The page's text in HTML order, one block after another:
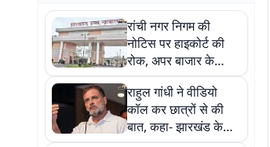
रांची नगर निगम की
नोटिस पर हाइकोर्ट की
रोक, अपर बाजार के
कारोबारियों को अंतरिम
राहत
राहुल गांधी ने वीडियो
कॉल कर छात्रों से की
बात, कहा- झारखंड के